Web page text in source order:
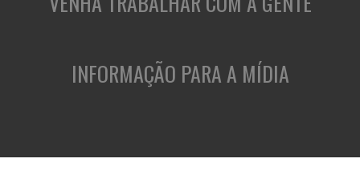
INFORMAÇÃO PARA A MÍDIA